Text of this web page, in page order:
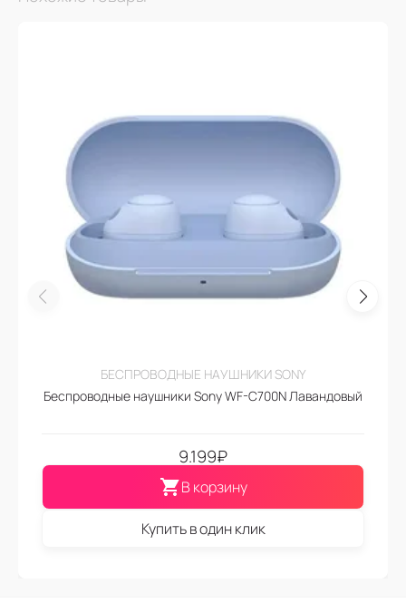
БЕСПРОВОДНЫЕ НАУШНИКИ SONY
Беспроводные наушники Sony WF-C700N Лавандовый
9.199₽
В корзину
Купить в один клик